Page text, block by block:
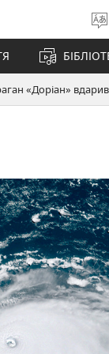
«Доріан»